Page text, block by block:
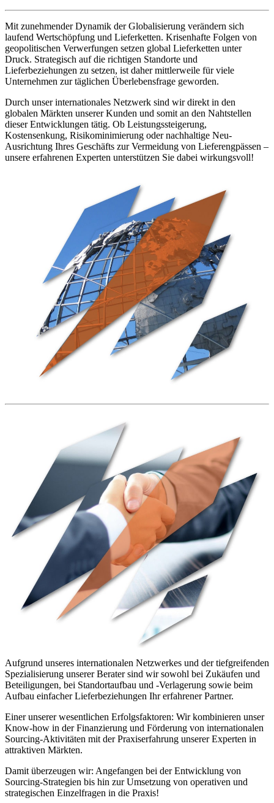
Mit zunehmender Dynamik der Globalisierung verändern sich
laufend Wertschöpfung und Lieferketten. Krisenhafte Folgen von
geopolitischen Verwerfungen setzen global Lieferketten unter
Druck. Strategisch auf die richtigen Standorte und
Lieferbeziehungen zu setzen, ist daher mittlerweile für viele
Unternehmen zur täglichen Überlebensfrage geworden.
Durch unser internationales Netzwerk sind wir direkt in den
globalen Märkten unserer Kunden und somit an den Nahtstellen
dieser Entwicklungen tätig. Ob Leistungssteigerung,
Kostensenkung, Risikominimierung oder nachhaltige Neu-
Ausrichtung Ihres Geschäfts zur Vermeidung von Lieferengpässen –
unsere erfahrenen Experten unterstützen Sie dabei wirkungsvoll!
Aufgrund unseres internationalen Netzwerkes und der tiefgreifenden
Spezialisierung unserer Berater sind wir sowohl bei Zukäufen und
Beteiligungen, bei Standortaufbau und -Verlagerung sowie beim
Aufbau einfacher Lieferbeziehungen Ihr erfahrener Partner.
Einer unserer wesentlichen Erfolgsfaktoren: Wir kombinieren unser
Know-how in der Finanzierung und Förderung von internationalen
Sourcing-Aktivitäten mit der Praxiserfahrung unserer Experten in
attraktiven Märkten.
Damit überzeugen wir: Angefangen bei der Entwicklung von
Sourcing-Strategien bis hin zur Umsetzung von operativen und
strategischen Einzelfragen in die Praxis!